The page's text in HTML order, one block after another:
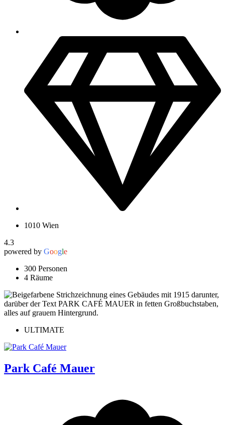
1010 Wien
4.3
powered by Google
300 Personen
4 Räume
ULTIMATE
Park Café Mauer